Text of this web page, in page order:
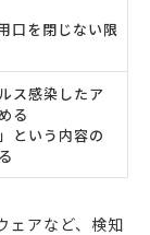
口を閉じない限
ス感染したア
る
という内容の
ェアなど、検知